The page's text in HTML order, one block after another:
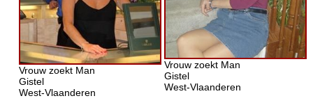
Vrouw zoekt Man
Gistel
West-Vlaanderen
Vrouw zoekt Man
Gistel
West-Vlaanderen